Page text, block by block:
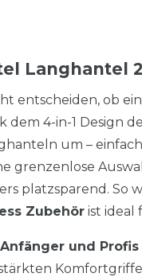
Langhantel
entscheiden, ob
dem 4-in-1 Design
um –
grenzenlose
platzsparend. So
Zubehör ist ideal
und Profis